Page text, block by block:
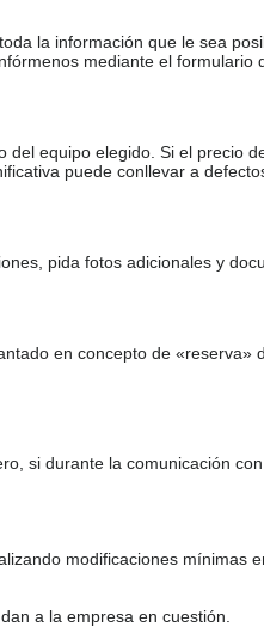
la información que le sea
mediante el formulario
equipo elegido. Si el precio
puede conllevar a
pida fotos adicionales y
en concepto de «reserva»
si durante la comunicación
modificaciones mínimas
a la empresa en cuestión.